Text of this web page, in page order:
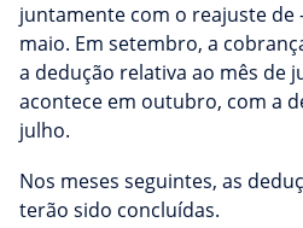
juntamente com o reajuste de
maio. Em setembro, a
a dedução relativa ao mês de
acontece em outubro, com a
julho.
Nos meses seguintes, as
terão sido concluídas.